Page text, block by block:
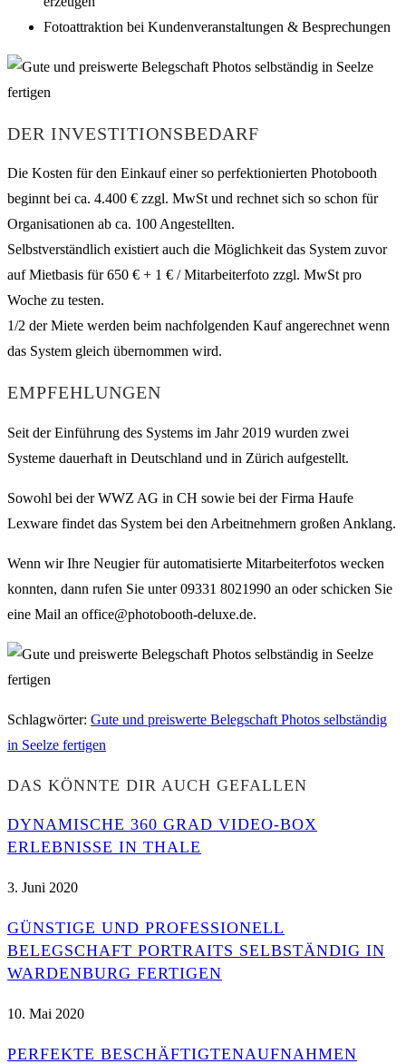
Fotoattraktion bei Kundenveranstaltungen & Besprechungen
DER INVESTITIONSBEDARF
Die Kosten für den Einkauf einer so perfektionierten Photobooth
beginnt bei ca. 4.400 € zzgl. MwSt und rechnet sich so schon für
Organisationen ab ca. 100 Angestellten.
Selbstverständlich existiert auch die Möglichkeit das System zuvor
auf Mietbasis für 650 € + 1 € / Mitarbeiterfoto zzgl. MwSt pro
Woche zu testen.
1/2 der Miete werden beim nachfolgenden Kauf angerechnet wenn
das System gleich übernommen wird.
EMPFEHLUNGEN
Seit der Einführung des Systems im Jahr 2019 wurden zwei
Systeme dauerhaft in Deutschland und in Zürich aufgestellt.
Sowohl bei der WWZ AG in CH sowie bei der Firma Haufe
Lexware findet das System bei den Arbeitnehmern großen Anklang.
Wenn wir Ihre Neugier für automatisierte Mitarbeiterfotos wecken
konnten, dann rufen Sie unter 09331 8021990 an oder schicken Sie
eine Mail an office@photobooth-deluxe.de.
Schlagwörter: Gute und preiswerte Belegschaft Photos selbständig
in Seelze fertigen
DAS KÖNNTE DIR AUCH GEFALLEN
DYNAMISCHE 360 GRAD VIDEO-BOX
ERLEBNISSE IN THALE
3. Juni 2020
GÜNSTIGE UND PROFESSIONELL
BELEGSCHAFT PORTRAITS SELBSTÄNDIG IN
WARDENBURG FERTIGEN
10. Mai 2020
PERFEKTE BESCHÄFTIGTENAUFNAHMEN